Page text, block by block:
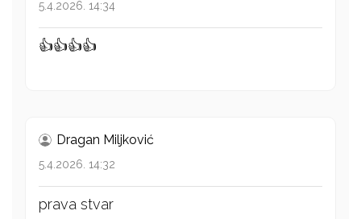
5.4.2026. 14:34
👍👍👍👍
Dragan Miljković
5.4.2026. 14:32
prava stvar